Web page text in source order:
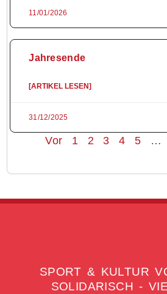
11/01/2026
Jahresende
[ARTIKEL LESEN]
31/12/2025
Vor 1 2 3 4 5 …
SPORT & KULTUR
SOLIDARISCH -